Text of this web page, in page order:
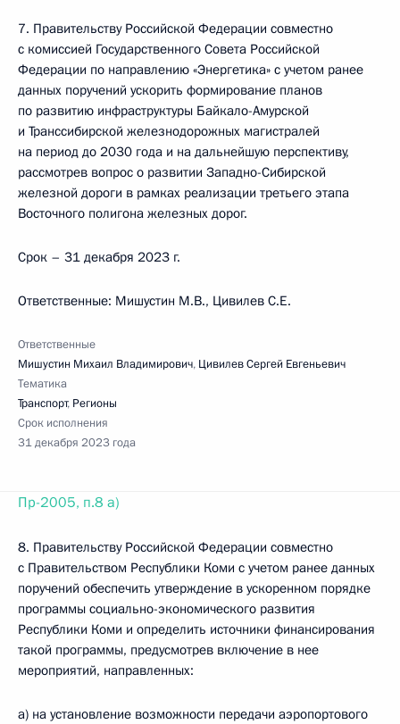
7. Правительству Российской Федерации совместно
с комиссией Государственного Совета Российской
Федерации по направлению «Энергетика» с учетом ранее
данных поручений ускорить формирование планов
по развитию инфраструктуры Байкало-Амурской
и Транссибирской железнодорожных магистралей
на период до 2030 года и на дальнейшую перспективу,
рассмотрев вопрос о развитии Западно-Сибирской
железной дороги в рамках реализации третьего этапа
Восточного полигона железных дорог.
Срок – 31 декабря 2023 г.
Ответственные: Мишустин М.В., Цивилев С.Е.
Ответственные
Мишустин Михаил Владимирович, Цивилев Сергей Евгеньевич
Тематика
Транспорт, Регионы
Срок исполнения
31 декабря 2023 года
Пр-2005, п.8 а)
8. Правительству Российской Федерации совместно
с Правительством Республики Коми с учетом ранее данных
поручений обеспечить утверждение в ускоренном порядке
программы социально-экономического развития
Республики Коми и определить источники финансирования
такой программы, предусмотрев включение в нее
мероприятий, направленных:
а) на установление возможности передачи аэропортового